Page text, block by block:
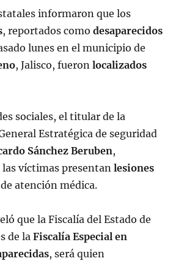
informaron que los
, reportados comodesaparecidos
lunes en el municipio de
, Jalisco, fueronlocalizados
sociales, el titular de la
Estratégica de seguridad
Sánchez Beruben,
las víctimas presentanlesiones
atención médica.
que la Fiscalía del Estado de
de laFiscalía Especial en
, será quien